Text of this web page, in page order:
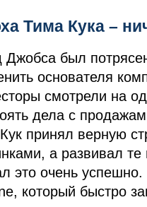
Тима Кука –
Джобса был
основателя
смотрели на
дела с
принял верную
а развивал
это очень
который быстро